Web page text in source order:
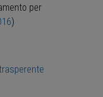
per
)